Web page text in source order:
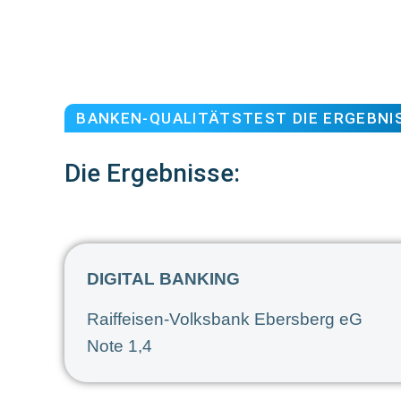
BANKEN-QUALITÄTSTEST DIE
Die Ergebnisse:
DIGITAL BANKING
Raiffeisen-Volksbank Ebersberg eG
Note 1,4